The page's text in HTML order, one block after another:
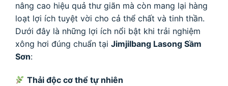
nâng cao hiệu quả thư giãn mà còn mang lại hàng
loạt lợi ích tuyệt vời cho cả thể chất và tinh thần.
Dưới đây là những lợi ích nổi bật khi trải nghiệm
xông hơi đúng chuẩn tại Jimjilbang Lasong Sầm
Sơn:
Thải độc cơ thể tự nhiên